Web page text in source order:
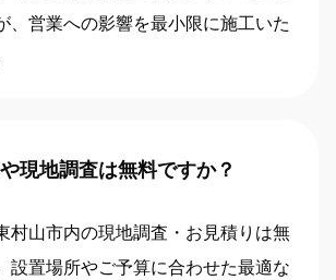
、営業への影響を最小限に施工いた
現地調査は無料ですか？
村山市内の現地調査・お見積りは無
設置場所やご予算に合わせた最適な